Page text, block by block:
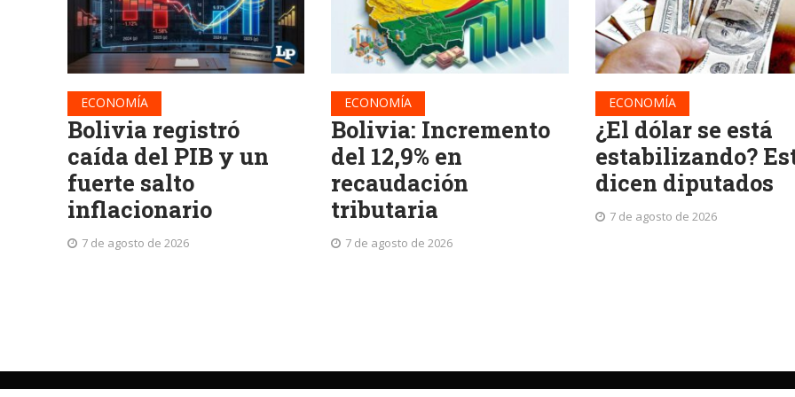
ECONOMÍA
Bolivia registró
caída del PIB y un
fuerte salto
inflacionario
7 de agosto de 2026
ECONOMÍA
Bolivia: Incremento
del 12,9% en
recaudación
tributaria
7 de agosto de 2026
ECONOMÍA
¿El dólar se está
estabilizando?
dicen diputados
7 de agosto de 2026